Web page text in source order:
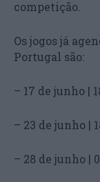
competição.
Os jogos já
Portugal são:
– 17 de junho |
– 23 de junho |
– 28 de junho |